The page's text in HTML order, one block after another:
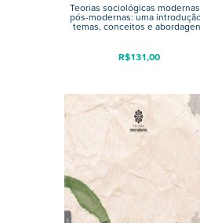
Teorias sociológicas
pós-modernas: uma
temas, conceitos e
R$131,00